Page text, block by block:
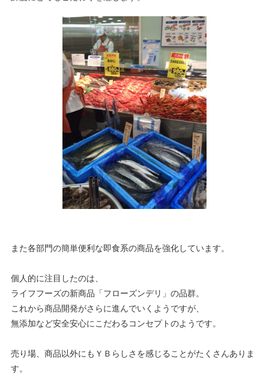
また各部門の簡単便利な即食系の商品を強化しています。
個人的に注目したのは、
ライフフーズの新商品「フローズンデリ」の品群。
これから商品開発がさらに進んでいくようですが、
無添加など安全安心にこだわるコンセプトのようです。
売り場、商品以外にもＹＢらしさを感じることがたくさんありま
す。